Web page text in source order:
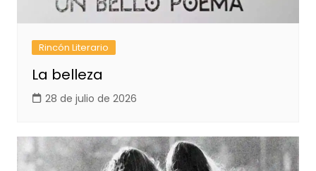
Rincón Literario
La belleza
28 de julio de 2026